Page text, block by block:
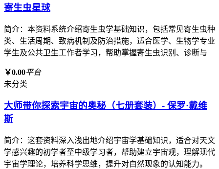
寄生虫星球
简介：本资料系统介绍寄生虫学基础知识，包括常见寄生虫种
类、生活周期、致病机制及防治措施，适合医学、生物学专业
学生及公共卫生工作者学习，帮助掌握寄生虫识别、诊断与
￥0.00平台
未分类
大师带你探索宇宙的奥秘（七册套装）- 保罗·戴维
斯
简介：这套资料深入浅出地介绍宇宙学基础知识，适合对天文
学感兴趣的初学者至中级学习者，帮助建立宇宙观，理解现代
宇宙学理论，培养科学思维，提升对自然现象的认知能力。